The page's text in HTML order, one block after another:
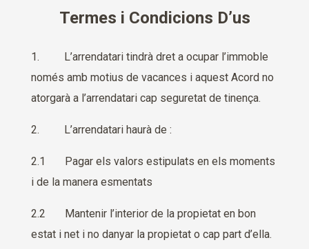
Termes i Condicions D’us
1. L’arrendatari tindrà dret a ocupar l’immoble
només amb motius de vacances i aquest Acord no
atorgarà a l’arrendatari cap seguretat de tinença.
2. L’arrendatari haurà de :
2.1 Pagar els valors estipulats en els moments
i de la manera esmentats
2.2 Mantenir l’interior de la propietat en bon
estat i net i no danyar la propietat o cap part d’ella.